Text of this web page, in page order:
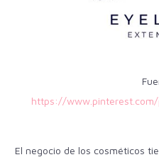
https://
El negocio de los cosméticos